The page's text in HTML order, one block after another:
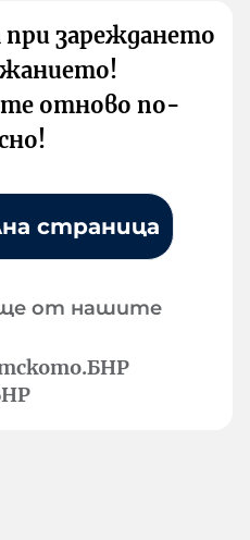
при зареждането
отново по-
страница
от нашите